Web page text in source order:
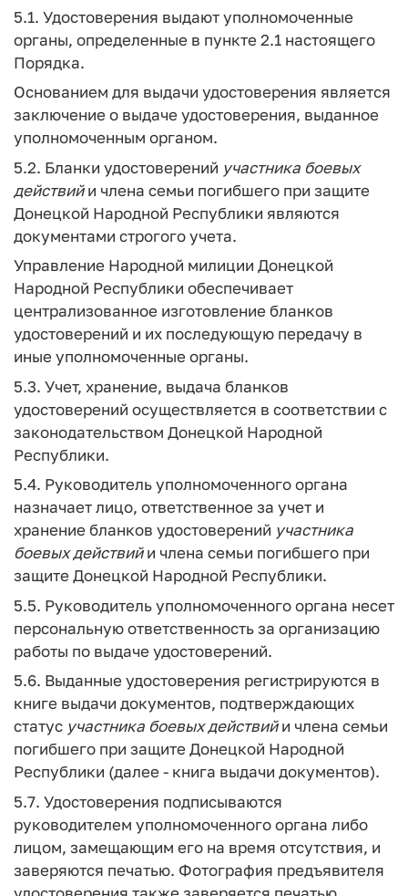
5.1. Удостоверения выдают уполномоченные
органы, определенные в пункте 2.1 настоящего
Порядка.
Основанием для выдачи удостоверения является
заключение о выдаче удостоверения, выданное
уполномоченным органом.
5.2. Бланки удостоверений участника боевых
действийи члена семьи погибшего при защите
Донецкой Народной Республики являются
документами строгого учета.
Управление Народной милиции Донецкой
Народной Республики обеспечивает
централизованное изготовление бланков
удостоверений и их последующую передачу в
иные уполномоченные органы.
5.3. Учет, хранение, выдача бланков
удостоверений осуществляется в соответствии с
законодательством Донецкой Народной
Республики.
5.4. Руководитель уполномоченного органа
назначает лицо, ответственное за учет и
хранение бланков удостоверений участника
боевыхдействийи члена семьи погибшего при
защите Донецкой Народной Республики.
5.5. Руководитель уполномоченного органа несет
персональную ответственность за организацию
работы по выдаче удостоверений.
5.6. Выданные удостоверения регистрируются в
книге выдачи документов, подтверждающих
статус участника боевыхдействийи члена семьи
погибшего при защите Донецкой Народной
Республики (далее - книга выдачи документов).
5.7. Удостоверения подписываются
руководителем уполномоченного органа либо
лицом, замещающим его на время отсутствия, и
заверяются печатью. Фотография предъявителя